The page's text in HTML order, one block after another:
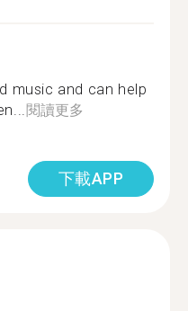
music and can help
閱讀更多
下載APP